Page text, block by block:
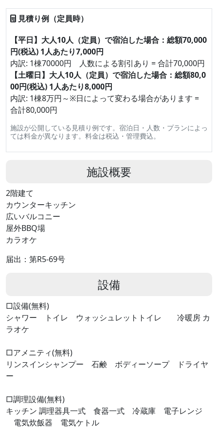
見積り例（定員時）
【平日】大人10人（定員）で宿泊した場合：総額70,000
円(税込) 1人あたり7,000円
内訳: 1棟70000円 人数による割引あり = 合計70,000円
【土曜日】大人10人（定員）で宿泊した場合：総額80,0
00円(税込) 1人あたり8,000円
内訳: 1棟8万円～※日によって変わる場合があります =
合計80,000円
施設が公開している見積り例です。宿泊日・人数・プランによっ
ては料金が異なります。料金は税込・管理費込。
施設概要
2階建て
カウンターキッチン
広いバルコニー
屋外BBQ場
カラオケ
届出：第R5-69号
設備
□設備(無料)
シャワー トイレ ウォッシュレットトイレ 冷暖房 カ
ラオケ
□アメニティ(無料)
リンスインシャンプー 石鹸 ボディーソープ ドライヤ
ー
□調理設備(無料)
キッチン 調理器具一式 食器一式 冷蔵庫 電子レンジ
電気炊飯器 電気ケトル